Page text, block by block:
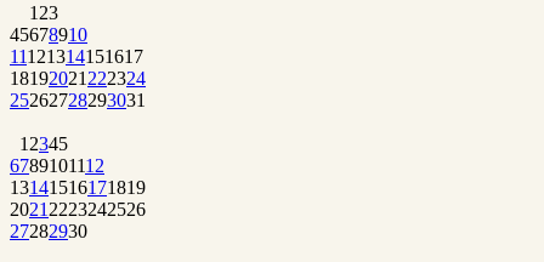
1 23
45678910
11121314151617
18192021 222324
25262728293031
1 2345
6789101112
13141516171819
2021 2223242526
27282930